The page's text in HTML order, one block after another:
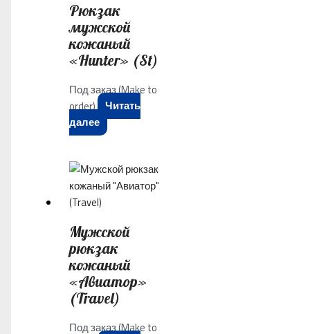
Рюкзак
мужской
кожаный
«Hunter» (St)
Под заказ (Make to
order) Читать
далее
Мужской
рюкзак
кожаный
«Авиатор»
(Travel)
Под заказ (Make to